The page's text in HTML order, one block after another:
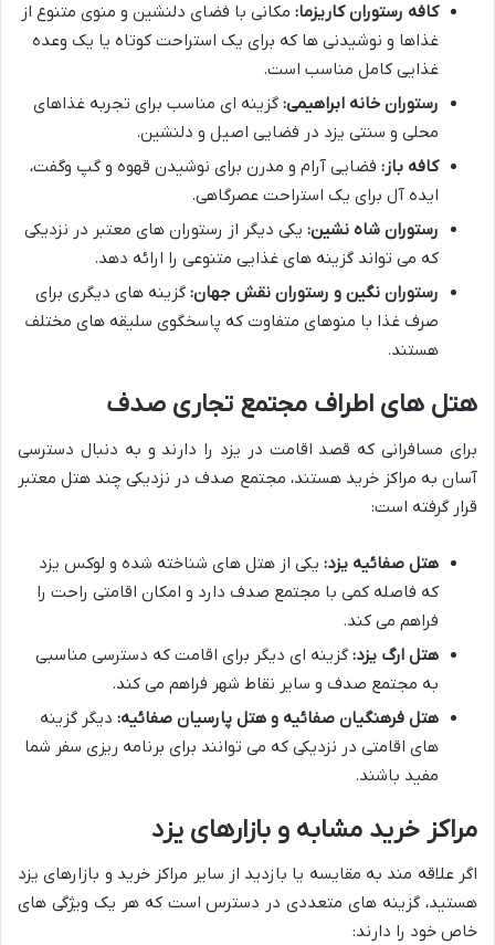
کافه رستوران کاریزما: مکانی با فضای دلنشین و منوی متنوع از
غذاها و نوشیدنی ها که برای یک استراحت کوتاه یا یک وعده
غذایی کامل مناسب است.
رستوران خانه ابراهیمی: گزینه ای مناسب برای تجربه غذاهای
محلی و سنتی یزد در فضایی اصیل و دلنشین.
کافه باز: فضایی آرام و مدرن برای نوشیدن قهوه و گپ وگفت،
ایده آل برای یک استراحت عصرگاهی.
رستوران شاه نشین: یکی دیگر از رستوران های معتبر در نزدیکی
که می تواند گزینه های غذایی متنوعی را ارائه دهد.
رستوران نگین و رستوران نقش جهان: گزینه های دیگری برای
صرف غذا با منوهای متفاوت که پاسخگوی سلیقه های مختلف
هستند.
هتل های اطراف مجتمع تجاری صدف
برای مسافرانی که قصد اقامت در یزد را دارند و به دنبال دسترسی
آسان به مراکز خرید هستند، مجتمع صدف در نزدیکی چند هتل معتبر
قرار گرفته است:
هتل صفائیه یزد: یکی از هتل های شناخته شده و لوکس یزد
که فاصله کمی با مجتمع صدف دارد و امکان اقامتی راحت را
فراهم می کند.
هتل ارگ یزد: گزینه ای دیگر برای اقامت که دسترسی مناسبی
به مجتمع صدف و سایر نقاط شهر فراهم می کند.
هتل فرهنگیان صفائیه و هتل پارسیان صفائیه: دیگر گزینه
های اقامتی در نزدیکی که می توانند برای برنامه ریزی سفر شما
مفید باشند.
مراکز خرید مشابه و بازارهای یزد
اگر علاقه مند به مقایسه یا بازدید از سایر مراکز خرید و بازارهای یزد
هستید، گزینه های متعددی در دسترس است که هر یک ویژگی های
خاص خود را دارند: